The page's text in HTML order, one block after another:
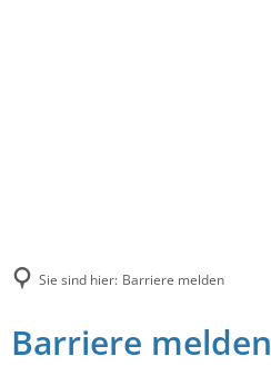
Sie sind hier: Barriere melden
Barriere melden